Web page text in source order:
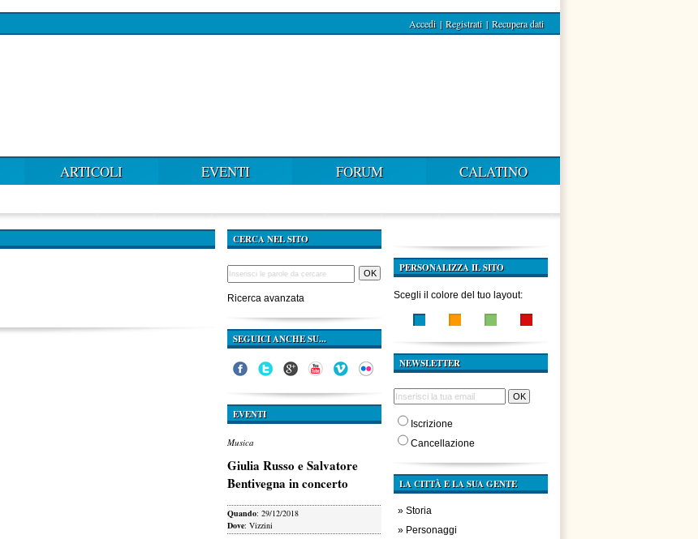
Accedi | Registrati | Recupera dati
ARTICOLI EVENTI FORUM CALATINO
CERCA NEL SITO
Ricerca avanzata
SEGUICI ANCHE SU...
EVENTI
Musica
Giulia Russo e Salvatore
Bentivegna in concerto
Quando: 29/12/2018
Dove: Vizzini
PERSONALIZZA IL SITO
Scegli il colore del tuo layout:
NEWSLETTER
Iscrizione
Cancellazione
LA CITTÀ E LA SUA GENTE
» Storia
» Personaggi